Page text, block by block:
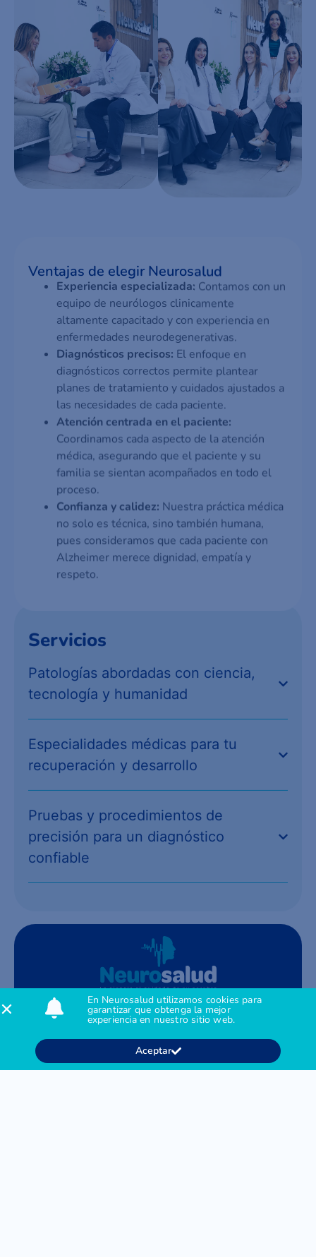
Ventajas de elegir Neurosalud
Experiencia especializada: Contamos con un
equipo de neurólogos clin­icamente
altamente capacitado y con experiencia en
enfermedades neurodegenerativas.
Diagnósticos precisos: El enfoque en
diagnósticos correctos permite plantear
planes de tratamiento y cuidados ajustados a
las necesidades de cada paciente.
Atención centrada en el paciente:
Coordinamos cada aspecto de la atención
médica, asegurando que el paciente y su
familia se sientan acompañados en todo el
proceso.
Confianza y calidez: Nuestra práctica médica
no solo es técnica, sino también humana,
pues consideramos que cada paciente con
Alzheimer merece dignidad, empatía y
respeto.
Servicios
Patologías abordadas con ciencia,
tecnología y humanidad
Especialidades médicas para tu
recuperación y desarrollo
Pruebas y procedimientos de
precisión para un diagnóstico
confiable
Síguenos:
Agendar citas: +57 312 395 3785
Contact Center: + 601 794 5994
Administración: + 601 762 6985
M: gerencia@neurosalud.co
En Neurosalud utilizamos cookies para
garantizar que obtenga la mejor
experiencia en nuestro sitio web.
Aceptar